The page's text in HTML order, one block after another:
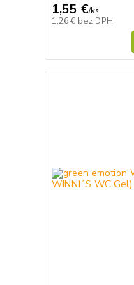
1,55 €/ks
1,26 € bez DPH